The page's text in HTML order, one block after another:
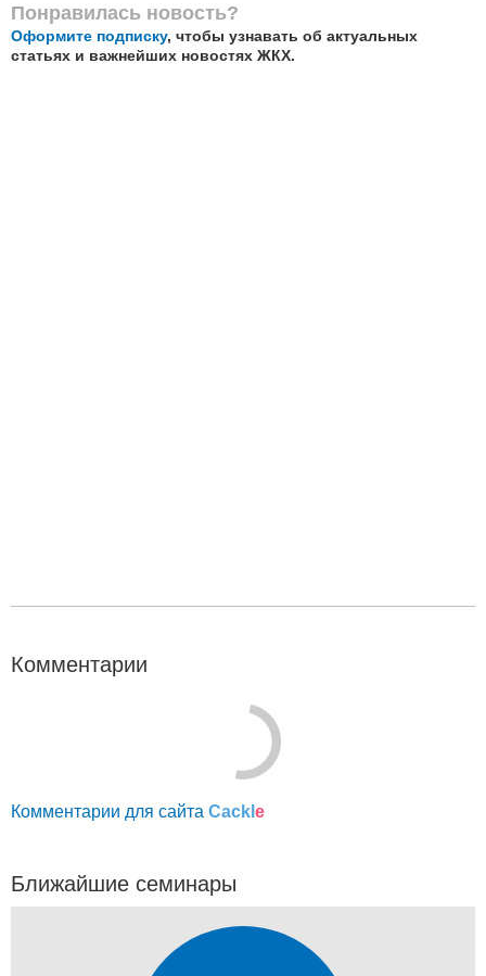
Понравилась новость?
Оформите подписку, чтобы узнавать об актуальных
статьях и важнейших новостях ЖКХ.
Комментарии
Комментарии для сайта Cackl e
Ближайшие семинары